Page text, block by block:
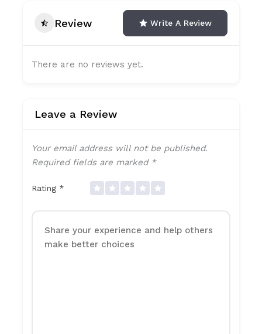
Review Write A Review
There are no reviews yet.
Leave a Review
Your email address will not be published.
Required fields are marked *
Rating *